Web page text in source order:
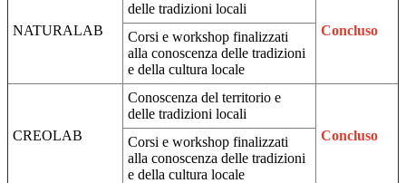
NATURALAB
delle tradizioni locali
Concluso
Corsi e workshop finalizzati
alla conoscenza delle tradizioni
e della cultura locale
CREOLAB
Conoscenza del territorio e
delle tradizioni locali
Concluso
Corsi e workshop finalizzati
alla conoscenza delle tradizioni
e della cultura locale